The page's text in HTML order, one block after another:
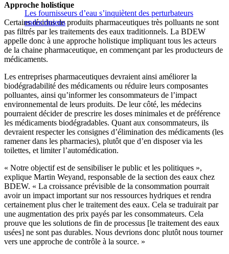
Les fournisseurs d’eau s’inquiètent des perturbateurs
endocriniens
Approche holistique
Certains résidus de produits pharmaceutiques très polluants ne sont
pas filtrés par les traitements des eaux traditionnels. La BDEW
appelle donc à une approche holistique impliquant tous les acteurs
de la chaine pharmaceutique, en commençant par les producteurs de
médicaments.
Les entreprises pharmaceutiques devraient ainsi améliorer la
biodégradabilité des médicaments ou réduire leurs composantes
polluantes, ainsi qu’informer les consommateurs de l’impact
environnemental de leurs produits. De leur côté, les médecins
pourraient décider de prescrire les doses minimales et de préférence
les médicaments biodégradables. Quant aux consommateurs, ils
devraient respecter les consignes d’élimination des médicaments (les
ramener dans les pharmacies), plutôt que d’en disposer via les
toilettes, et limiter l’automédication.
« Notre objectif est de sensibiliser le public et les politiques »,
explique Martin Weyand, responsable de la section des eaux chez
BDEW. « La croissance prévisible de la consommation pourrait
avoir un impact important sur nos ressources hydriques et rendra
certainement plus cher le traitement des eaux. Cela se traduirait par
une augmentation des prix payés par les consommateurs. Cela
prouve que les solutions de fin de processus [le traitement des eaux
usées] ne sont pas durables. Nous devrions donc plutôt nous tourner
vers une approche de contrôle à la source. »